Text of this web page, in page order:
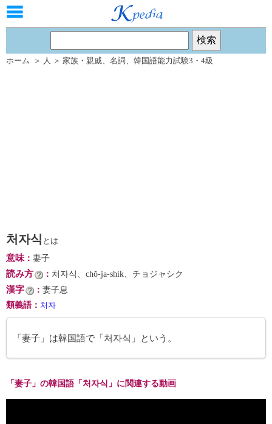
ホーム ＞ 人 ＞ 家族・親戚、 名詞 、 韓国語能力試験3・4級
처자식 とは
意味： 妻子
読み方 ： 처자식、chŏ-ja-shik、チョジャシク
漢字 ： 妻子息
類義語 ： 처자
「妻子」は韓国語で「처자식」という。
「妻子」の韓国語「처자식」に関連する動画